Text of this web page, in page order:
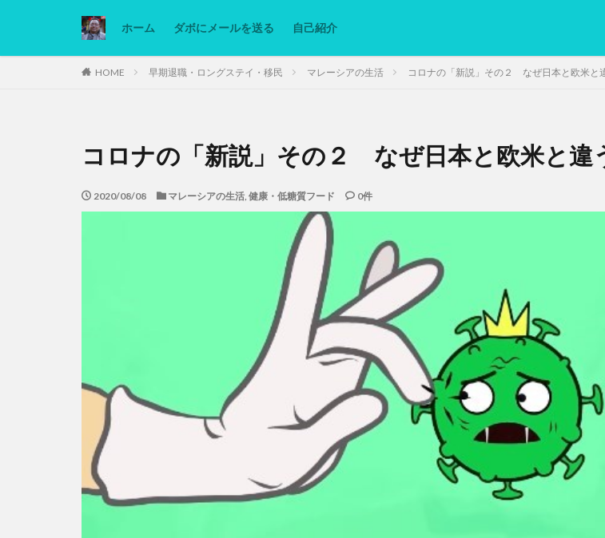
ホーム ダボにメールを送る 自己紹介
HOME 早期退職・ロングステイ・移民 マレーシアの生活 コロナの「新説」その２ なぜ日本と欧米と
コロナの「新説」その２ なぜ日本と欧米と違
2020/08/08 マレーシアの生活, 健康・低糖質フード 0件
カテゴリー
Ninjatrader グリグリ画像 マレーシア動画 ヨー